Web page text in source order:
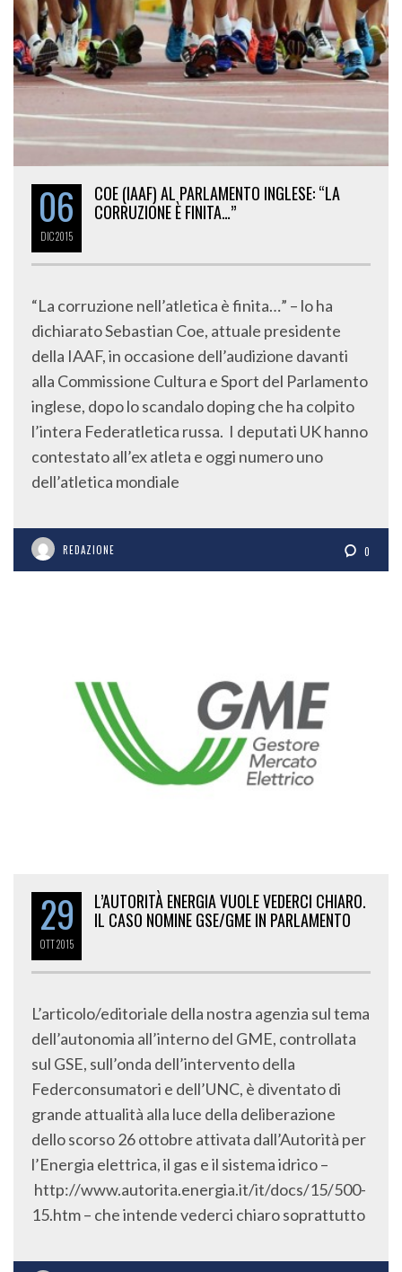
06
DIC2015
COE (IAAF) AL PARLAMENTO INGLESE: “LA
CORRUZIONE È FINITA…”
“La corruzione nell’atletica è finita…” – lo ha
dichiarato Sebastian Coe, attuale presidente
della IAAF, in occasione dell’audizione davanti
alla Commissione Cultura e Sport del Parlamento
inglese, dopo lo scandalo doping che ha colpito
l’intera Federatletica russa. I deputati UK hanno
contestato all’ex atleta e oggi numero uno
dell’atletica mondiale
REDAZIONE 0
29
OTT2015
L’AUTORITÀ ENERGIA VUOLE VEDERCI CHIARO.
IL CASO NOMINE GSE/GME IN PARLAMENTO
L’articolo/editoriale della nostra agenzia sul tema
dell’autonomia all’interno del GME, controllata
sul GSE, sull’onda dell’intervento della
Federconsumatori e dell’UNC, è diventato di
grande attualità alla luce della deliberazione
dello scorso 26 ottobre attivata dall’Autorità per
l’Energia elettrica, il gas e il sistema idrico –
http://www.autorita.energia.it/it/docs/15/500-
15.htm – che intende vederci chiaro soprattutto